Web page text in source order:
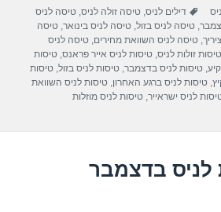
s
A
p
p
e
קטגוריות
ניס תגיות
דילים לניס ,טיסה זולה לניס ,טיסה לניס
,טיסה לניס בזול ,טיסה לניס בינואר ,טיסה
,טיסה לניס השוואת מחירים ,טיסה לניס
טיסות זולות לניס ,טיסות לניס אייר פראנס ,טיסות
,טיסות לניס בדצמבר ,טיסות לניס בזול ,טיסות
,טיסות לניס ברגע האחרון ,טיסות לניס השוואת
לניס ישראייר ,טיסות לניס מוזלות
לניס בדצמבר